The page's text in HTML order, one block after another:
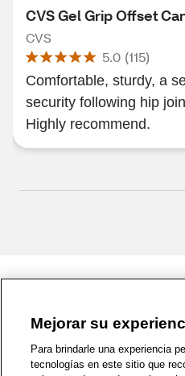
CVS Gel Grip Offset
CVS
5.0 (115)
Comfortable, sturdy, a
security following hip
Highly recommend.
1-800-679-9691 | Contáctenos |
Política de Privacidad | WA
Mejorar su
Para brindarle una experiencia
tecnologías en este sitio que